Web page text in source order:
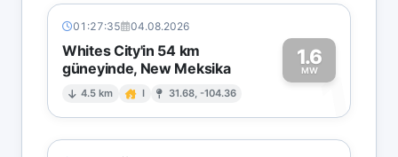
01:27:35 04.08.2026
Whites City'in 54 km
güneyinde, New Meksika
4.5 km I 31.68, -104.36
1.6
MW1